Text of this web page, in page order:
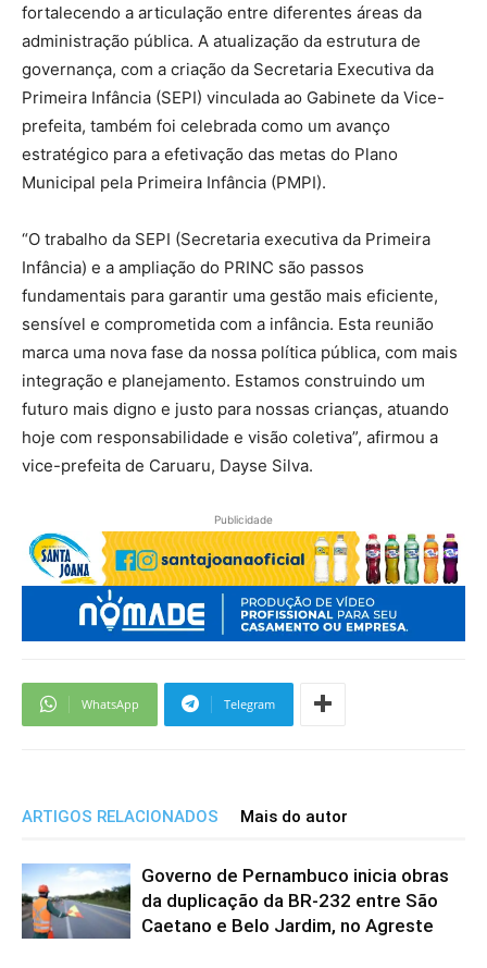
fortalecendo a articulação entre diferentes áreas da
administração pública. A atualização da estrutura de
governança, com a criação da Secretaria Executiva da
Primeira Infância (SEPI) vinculada ao Gabinete da Vice-
prefeita, também foi celebrada como um avanço
estratégico para a efetivação das metas do Plano
Municipal pela Primeira Infância (PMPI).
“O trabalho da SEPI (Secretaria executiva da Primeira
Infância) e a ampliação do PRINC são passos
fundamentais para garantir uma gestão mais eficiente,
sensível e comprometida com a infância. Esta reunião
marca uma nova fase da nossa política pública, com mais
integração e planejamento. Estamos construindo um
futuro mais digno e justo para nossas crianças, atuando
hoje com responsabilidade e visão coletiva”, afirmou a
vice-prefeita de Caruaru, Dayse Silva.
Publicidade
WhatsApp Telegram
ARTIGOS RELACIONADOS Mais do autor
Governo de Pernambuco inicia obras
da duplicação da BR-232 entre São
Caetano e Belo Jardim, no Agreste